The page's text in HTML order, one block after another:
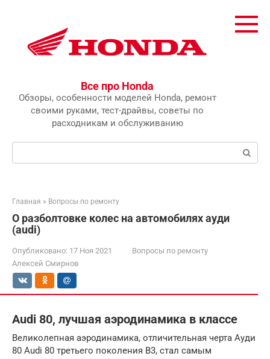
Все про Honda
Обзоры, особенности моделей Honda, ремонт
своими руками, тест-драйвы, советы по
расходникам и обслуживанию
Главная » Вопросы по ремонту
О разболтовке колес на автомобилях ауди
(audi)
Опубликовано: 17 Ноя 2021
Вопросы по ремонту
Алексей Смирнов
Audi 80, лучшая аэродинамика в классе
Великолепная аэродинамика, отличительная черта Ауди
80 Audi 80 третьего поколения B3, стал самым